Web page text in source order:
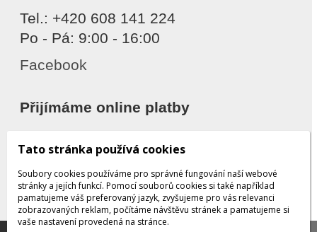
Tel.: +420 608 141 224
Po - Pá: 9:00 - 16:00
Facebook
Přijímáme online platby
Děkujeme za důvěru
Tato stránka používá cookies
Soubory cookies používáme pro správné fungování naší webové
stránky a jejích funkcí. Pomocí souborů cookies si také například
pamatujeme váš preferovaný jazyk, zvyšujeme pro vás relevanci
zobrazovaných reklam, počítáme návštěvu stránek a pamatujeme si
vaše nastavení provedená na stránce.